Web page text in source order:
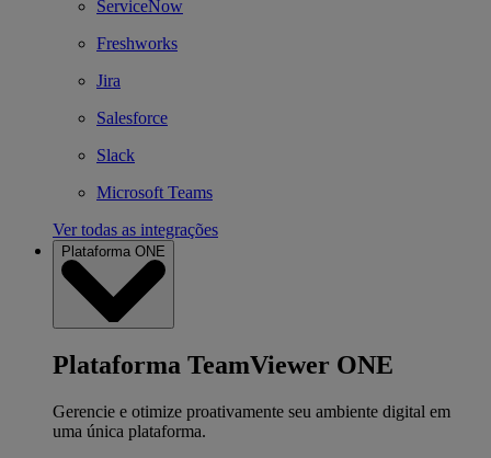
ServiceNow
Freshworks
Jira
Salesforce
Slack
Microsoft Teams
Ver todas as integrações
Plataforma ONE
Plataforma TeamViewer ONE
Gerencie e otimize proativamente seu ambiente digital em
uma única plataforma.